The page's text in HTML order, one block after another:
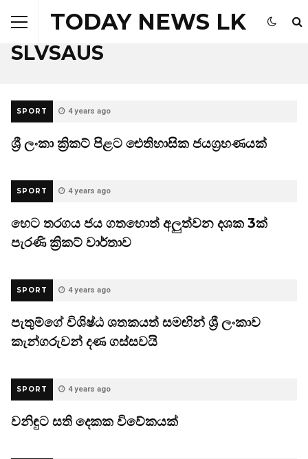
TODAY NEWS LK
Browsing Tag
SLVSAUS
SPORT 4 years ago
ශ්‍රී ලංකා ක්‍රිකට් පිළට ඓතිහාසික ජයග්‍රහණයක්
SPORT 4 years ago
හෙට තරගය ජය ගතහොත් අලුත්වන දශක 3ක්
පැරණි ක්‍රිකට් වාර්තාව
SPORT 4 years ago
පැතුම්ගේ විශිෂ්ඨ ශතකයත් සමඟින් ශ්‍රී ලංකාව
කැන්ගරුවන් දණ ගස්සවයි
SPORT 4 years ago
වනිඳුට සති දෙකක විවේකයක්